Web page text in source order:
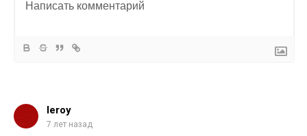
leroy
7 лет назад